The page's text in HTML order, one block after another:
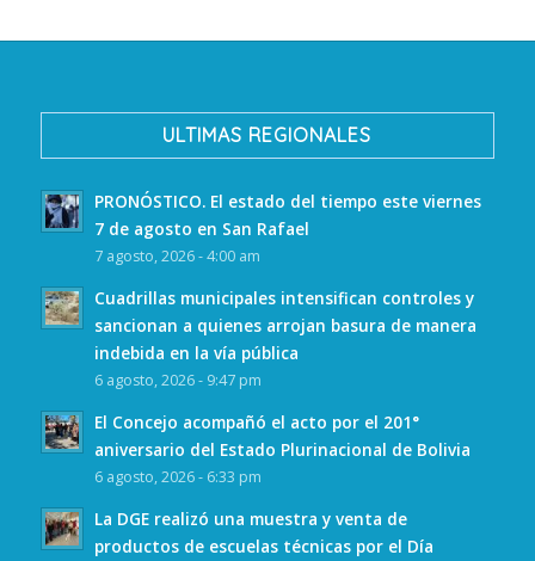
ULTIMAS REGIONALES
PRONÓSTICO. El estado del tiempo este viernes
7 de agosto en San Rafael
7 agosto, 2026 - 4:00 am
Cuadrillas municipales intensifican controles y
sancionan a quienes arrojan basura de manera
indebida en la vía pública
6 agosto, 2026 - 9:47 pm
El Concejo acompañó el acto por el 201°
aniversario del Estado Plurinacional de Bolivia
6 agosto, 2026 - 6:33 pm
La DGE realizó una muestra y venta de
productos de escuelas técnicas por el Día